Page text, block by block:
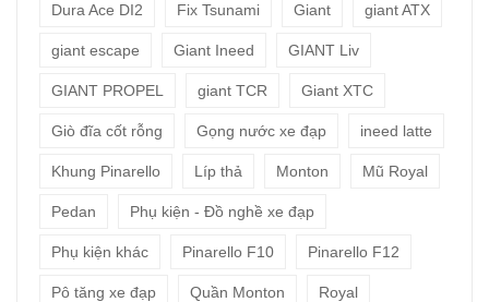
Dura Ace DI2 Fix Tsunami Giant giant ATX
giant escape Giant Ineed GIANT Liv
GIANT PROPEL giant TCR Giant XTC
Giò đĩa cốt rỗng Gọng nước xe đạp ineed latte
Khung Pinarello Líp thả Monton Mũ Royal
Pedan Phụ kiện - Đồ nghề xe đạp
Phụ kiện khác Pinarello F10 Pinarello F12
Pô tăng xe đạp Quần Monton Royal